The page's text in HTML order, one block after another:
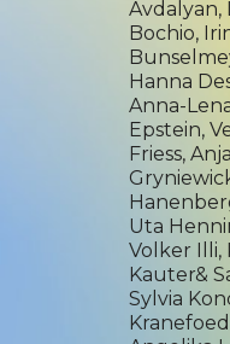
Avdalyan,
Bochio,
Hanna
Anna-
Epstein,
Friess,
Uta
Volker Illi,
Kauter&
Sylvia